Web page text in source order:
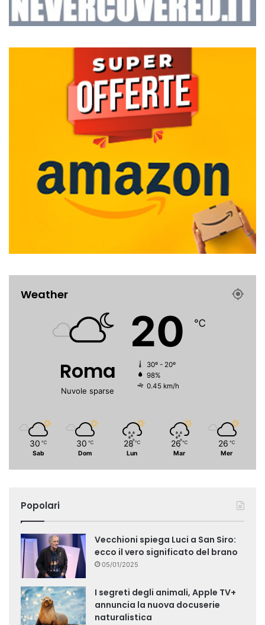
Weather
Roma
Nuvole sparse
20 ℃
30º - 20º
98%
0.45 km/h
30 ℃
Sab
30 ℃
Dom
28 ℃
Lun
26 ℃
Mar
26 ℃
Mer
Popolari
Vecchioni spiega Luci a San Siro:
ecco il vero significato del brano
05/01/2025
I segreti degli animali, Apple TV+
annuncia la nuova docuserie
naturalistica